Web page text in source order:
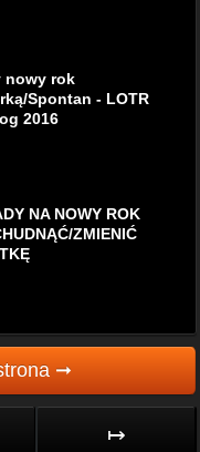
nowy rok
Spontan - LOTR
2016
NA NOWY ROK
ZMIENIĆ
➞
↦